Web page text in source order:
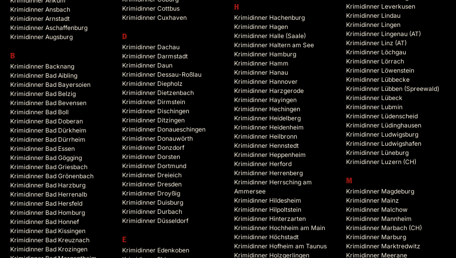
Krimidinner Ansbach
Krimidinner Arnstadt
Krimidinner Aschaffenburg
Krimidinner Augsburg
B
Krimidinner Backnang
Krimidinner Bad Aibling
Krimidinner Bad Bayersoien
Krimidinner Bad Belzig
Krimidinner Bad Bevensen
Krimidinner Bad Boll
Krimidinner Bad Doberan
Krimidinner Bad Dürkheim
Krimidinner Bad Dürrheim
Krimidinner Bad Essen
Krimidinner Bad Gögging
Krimidinner Bad Griesbach
Krimidinner Bad Grönenbach
Krimidinner Bad Harzburg
Krimidinner Bad Herrenalb
Krimidinner Bad Hersfeld
Krimidinner Bad Homburg
Krimidinner Bad Honnef
Krimidinner Bad Kissingen
Krimidinner Bad Kreuznach
Krimidinner Bad Krozingen
Krimidinner Cottbus
Krimidinner Cuxhaven
D
Krimidinner Dachau
Krimidinner Darmstadt
Krimidinner Daun
Krimidinner Dessau-Roßlau
Krimidinner Diepholz
Krimidinner Dietzenbach
Krimidinner Dirmstein
Krimidinner Dischingen
Krimidinner Ditzingen
Krimidinner Donaueschingen
Krimidinner Donauwörth
Krimidinner Donzdorf
Krimidinner Dorsten
Krimidinner Dortmund
Krimidinner Dreieich
Krimidinner Dresden
Krimidinner Droyßig
Krimidinner Duisburg
Krimidinner Durbach
Krimidinner Düsseldorf
E
Krimidinner Edenkoben
H
Krimidinner Hachenburg
Krimidinner Hagen
Krimidinner Halle (Saale)
Krimidinner Haltern am See
Krimidinner Hamburg
Krimidinner Hamm
Krimidinner Hanau
Krimidinner Hannover
Krimidinner Harzgerode
Krimidinner Hayingen
Krimidinner Hechingen
Krimidinner Heidelberg
Krimidinner Heidenheim
Krimidinner Heilbronn
Krimidinner Hennstedt
Krimidinner Heppenheim
Krimidinner Herford
Krimidinner Herrenberg
Krimidinner Herrsching am
Ammersee
Krimidinner Hildesheim
Krimidinner Hilpoltstein
Krimidinner Hinterzarten
Krimidinner Hochheim am Main
Krimidinner Höchstadt
Krimidinner Hofheim am Taunus
Krimidinner Holzgerlingen
Krimidinner Leverkusen
Krimidinner Lindau
Krimidinner Lingen
Krimidinner Lingenau (AT)
Krimidinner Linz (AT)
Krimidinner Löchgau
Krimidinner Lörrach
Krimidinner Löwenstein
Krimidinner Lübbecke
Krimidinner Lübben (Spreewald)
Krimidinner Lübeck
Krimidinner Lubmin
Krimidinner Lüdenscheid
Krimidinner Lüdinghausen
Krimidinner Ludwigsburg
Krimidinner Ludwigshafen
Krimidinner Lüneburg
Krimidinner Luzern (CH)
M
Krimidinner Magdeburg
Krimidinner Mainz
Krimidinner Malchow
Krimidinner Mannheim
Krimidinner Marbach (CH)
Krimidinner Marburg
Krimidinner Marktredwitz
Krimidinner Meerane